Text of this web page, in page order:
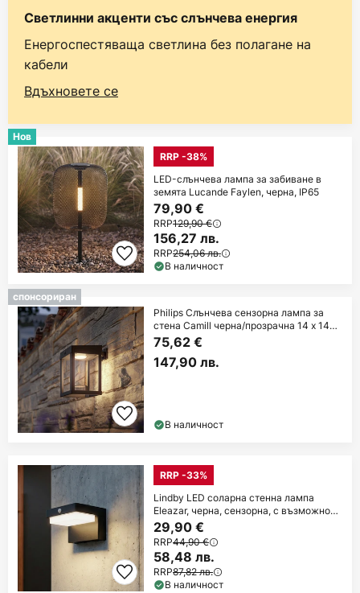
Светлинни акценти със слънчева енергия
Енергоспестяваща светлина без полагане на
кабели
Вдъхновете се
Нов
RRP -38%
LED-слънчева лампа за забиване в
земята Lucande Faylen, черна, IP65
79,90 €
RRP129,90 €
156,27 лв.
RRP254,06 лв.
В наличност
спонсориран
Philips Слънчева сензорна лампа за
стена Camill черна/прозрачна 14 x 14
cm
75,62 €
147,90 лв.
В наличност
RRP -33%
Lindby LED соларна стенна лампа
Eleazar, черна, сензорна, с възможност
за
29,90 €
RRP44,90 €
58,48 лв.
RRP87,82 лв.
В наличност